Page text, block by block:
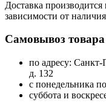
Доставка
зависимости от
Самовывоз товара
по адресу:
д. 132
с понедельника
суббота и